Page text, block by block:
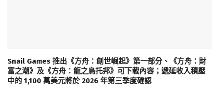
Snail Games 推出《方舟：創世崛起》第一部分、《方舟：財
富之潮》及《方舟：龍之烏托邦》可下載內容；遞延收入積壓
中的 1,100 萬美元將於 2026 年第三季度確認